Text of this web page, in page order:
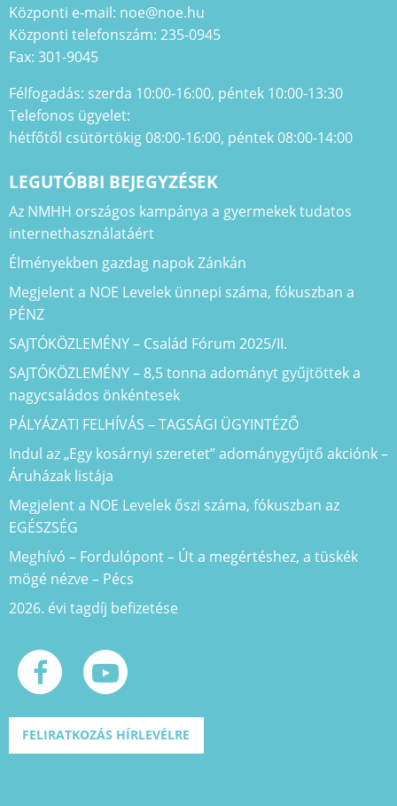
Központi e-mail: noe@noe.hu
Központi telefonszám: 235-0945
Fax: 301-9045
Félfogadás: szerda 10:00-16:00, péntek 10:00-13:30
Telefonos ügyelet:
hétfőtől csütörtökig 08:00-16:00, péntek 08:00-14:00
LEGUTÓBBI BEJEGYZÉSEK
Az NMHH országos kampánya a gyermekek tudatos
internethasználatáért
Élményekben gazdag napok Zánkán
Megjelent a NOE Levelek ünnepi száma, fókuszban a
PÉNZ
SAJTÓKÖZLEMÉNY – Család Fórum 2025/II.
SAJTÓKÖZLEMÉNY – 8,5 tonna adományt gyűjtöttek a
nagycsaládos önkéntesek
PÁLYÁZATI FELHÍVÁS – TAGSÁGI ÜGYINTÉZŐ
Indul az „Egy kosárnyi szeretet” adománygyűjtő akciónk –
Áruházak listája
Megjelent a NOE Levelek őszi száma, fókuszban az
EGÉSZSÉG
Meghívó – Fordulópont – Út a megértéshez, a tüskék
mögé nézve – Pécs
2026. évi tagdíj befizetése
FELIRATKOZÁS HÍRLEVÉLRE